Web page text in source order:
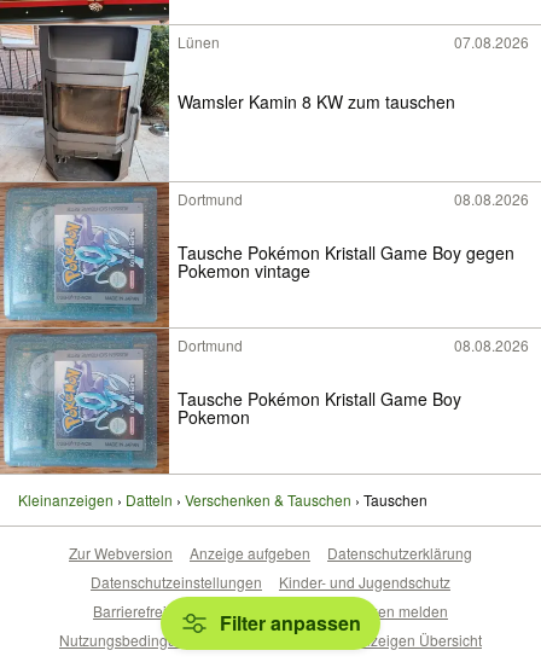
Lünen 07.08.2026
Wamsler Kamin 8 KW zum tauschen
Dortmund 08.08.2026
Tausche Pokémon Kristall Game Boy gegen
Pokemon vintage
Dortmund 08.08.2026
Tausche Pokémon Kristall Game Boy
Pokemon
Kleinanzeigen Datteln Verschenken & Tauschen Tauschen
Filter anpassen
Zur Webversion Anzeige aufgeben
Datenschutzerklärung
Datenschutzeinstellungen
Kinder- und Jugendschutz
Barrierefreiheitserklärung
Sicherheitslücken melden
Nutzungsbedingungen
Beliebte Suchen
Anzeigen Übersicht